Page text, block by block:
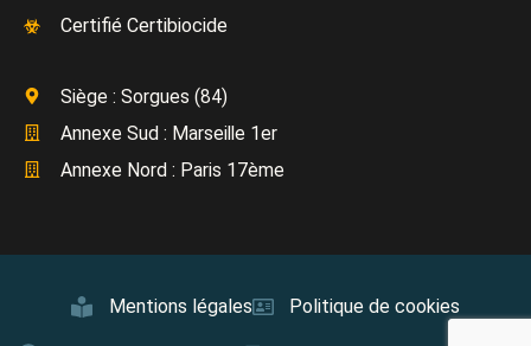
Certifié Certibiocide
Siège : Sorgues (84)
Annexe Sud : Marseille 1er
Annexe Nord : Paris 17ème
Mentions légales Politique de cookies